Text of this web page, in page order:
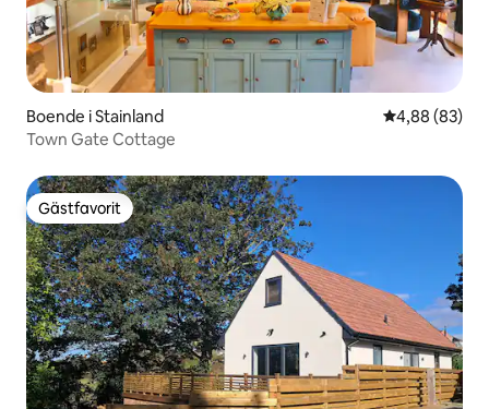
Boende i Stainland 4,88 av 5 i
4,88 (83)
Town Gate Cottage
Gästfavorit
Gästfavorit